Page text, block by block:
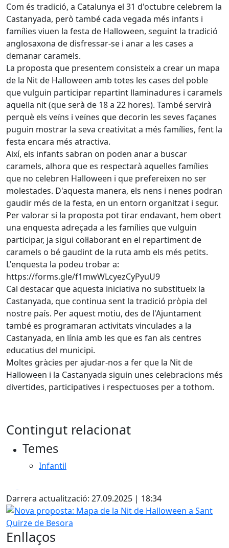
Com és tradició, a Catalunya el 31 d'octubre celebrem la
Castanyada, però també cada vegada més infants i
famílies viuen la festa de Halloween, seguint la tradició
anglosaxona de disfressar-se i anar a les cases a
demanar caramels.
La proposta que presentem consisteix a crear un mapa
de la Nit de Halloween amb totes les cases del poble
que vulguin participar repartint llaminadures i caramels
aquella nit (que serà de 18 a 22 hores). També servirà
perquè els veïns i veïnes que decorin les seves façanes
puguin mostrar la seva creativitat a més famílies, fent la
festa encara més atractiva.
Així, els infants sabran on poden anar a buscar
caramels, alhora que es respectarà aquelles famílies
que no celebren Halloween i que prefereixen no ser
molestades. D'aquesta manera, els nens i nenes podran
gaudir més de la festa, en un entorn organitzat i segur.
Per valorar si la proposta pot tirar endavant, hem obert
una enquesta adreçada a les famílies que vulguin
participar, ja sigui col·laborant en el repartiment de
caramels o bé gaudint de la ruta amb els més petits.
L'enquesta la podeu trobar a:
https://forms.gle/f1mwWLcyezCyPyuU9
Cal destacar que aquesta iniciativa no substitueix la
Castanyada, que continua sent la tradició pròpia del
nostre país. Per aquest motiu, des de l'Ajuntament
també es programaran activitats vinculades a la
Castanyada, en línia amb les que es fan als centres
educatius del municipi.
Moltes gràcies per ajudar-nos a fer que la Nit de
Halloween i la Castanyada siguin unes celebracions més
divertides, participatives i respectuoses per a tothom.
Contingut relacionat
Temes
Infantil
Darrera actualització: 27.09.2025 | 18:34
Nova proposta: Mapa de la Nit de Halloween a Sant
Enllaços